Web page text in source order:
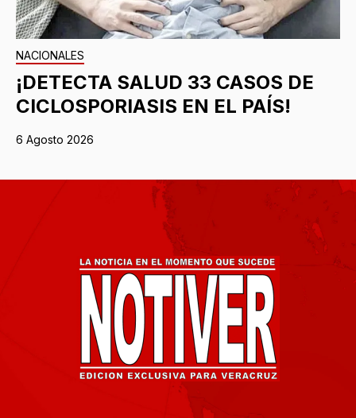
NACIONALES
¡DETECTA SALUD 33 CASOS DE
CICLOSPORIASIS EN EL PAÍS!
6 Agosto 2026